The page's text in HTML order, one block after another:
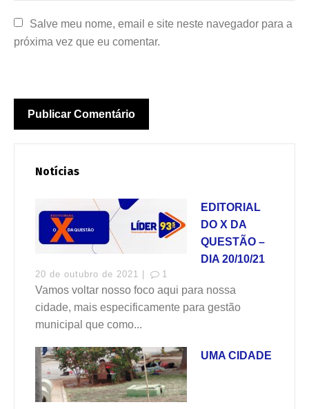
Salve meu nome, email e site neste navegador para a
próxima vez que eu comentar.
Notícias
EDITORIAL
DO X DA
QUESTÃO –
DIA 20/10/21
20 de outubro de 2021 | 1
Vamos voltar nosso foco aqui para nossa
cidade, mais especificamente para gestão
municipal que como...
UMA CIDADE